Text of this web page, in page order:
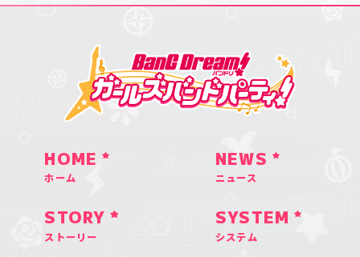
HOME
ホーム
NEWS
ニュース
STORY
ストーリー
SYSTEM
システム